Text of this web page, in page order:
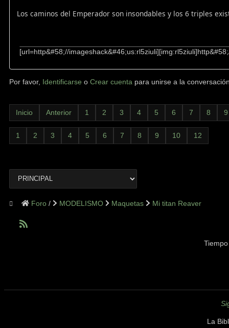
Los caminos del Emperador son insondables y los 6 triples
[url=http&#58;//
Por favor, Identificarse o Crear cuenta para unirse a la
Inicio Anterior 1 2 3 4 5 6 7 8 9
1 2 3 4 5 6 7 8 9 10 12
Foro MODELISMO Maquetas Mi titan Reaver
La